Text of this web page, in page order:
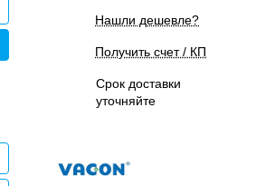
Нашли дешевле?
Получить счет / КП
Срок доставки
уточняйте